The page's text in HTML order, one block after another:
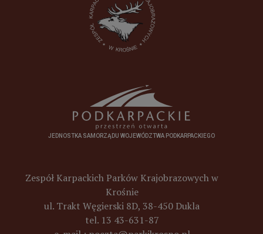
JEDNOSTKA SAMORZĄDU WOJEWÓDZTWA PODKARPACKIEGO
Zespół Karpackich Parków Krajobrazowych w
Krośnie
ul. Trakt Węgierski 8D, 38-450 Dukla
tel. 13 43-631-87